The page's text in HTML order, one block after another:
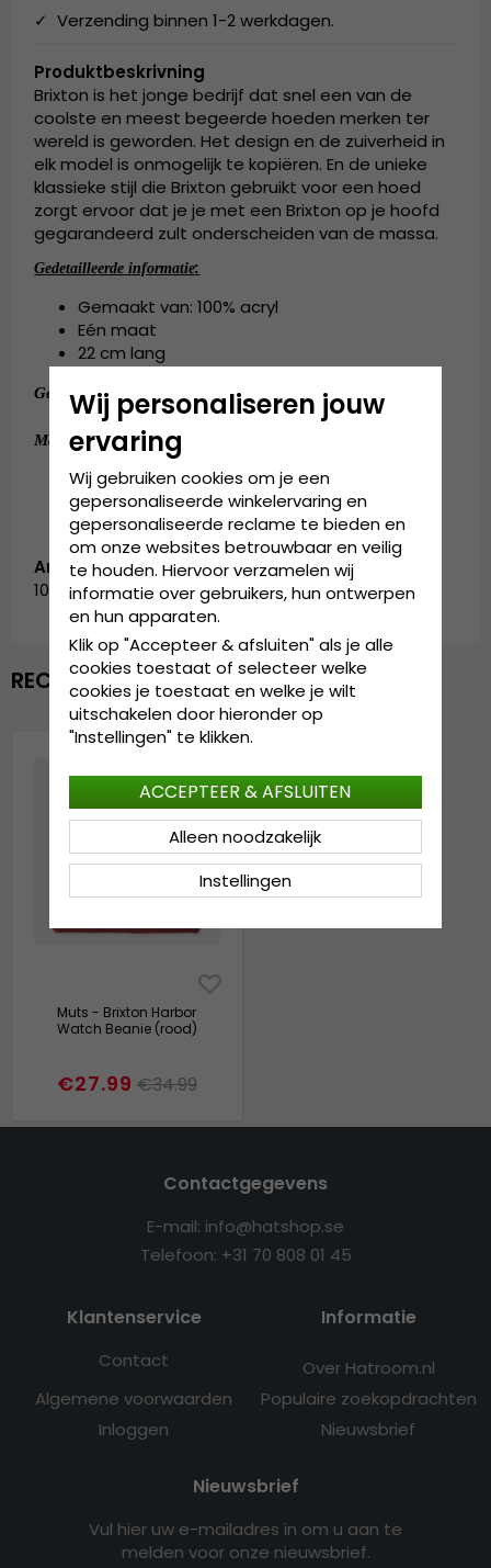
✓ Verzending binnen 1-2 werkdagen.
Produktbeskrivning
Brixton is het jonge bedrijf dat snel een van de
coolste en meest begeerde hoeden merken ter
wereld is geworden. Het design en de zuiverheid in
elk model is onmogelijk te kopiëren. En de unieke
klassieke stijl die Brixton gebruikt voor een hoed
zorgt ervoor dat je je met een Brixton op je hoofd
gegarandeerd zult onderscheiden van de massa.
Gedetailleerde informatie:
Gemaakt van: 100% acryl
Eén maat
22 cm lang
Gemaakt van
Maattabel:Eén maat 50-64 cm
Artikelnummer:
10997.brntr
RECENTELIJK BEKEKEN
Muts - Brixton Harbor
Watch Beanie (rood)
€27.99 €34.99
Contactgegevens
E-mail: info@hatshop.se
Telefoon: +31 70 808 01 45
Klantenservice
Contact
Algemene voorwaarden
Inloggen
Informatie
Over Hatroom.nl
Populaire zoekopdrachten
Nieuwsbrief
Nieuwsbrief
Vul hier uw e-mailadres in om u aan te
melden voor onze nieuwsbrief.
Wij personaliseren jouw
ervaring
Wij gebruiken cookies om je een
gepersonaliseerde winkelervaring en
gepersonaliseerde reclame te bieden en
om onze websites betrouwbaar en veilig
te houden. Hiervoor verzamelen wij
informatie over gebruikers, hun ontwerpen
en hun apparaten.
Klik op "Accepteer & afsluiten" als je alle
cookies toestaat of selecteer welke
cookies je toestaat en welke je wilt
uitschakelen door hieronder op
"Instellingen" te klikken.
Instellingen
Alleen noodzakelijk
ACCEPTEER & AFSLUITEN